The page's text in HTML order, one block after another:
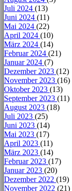
Juli 2024 (13)
Juni 2024 (11)
Mai 2024 (22)
April 2024 (10)
März 2024 (14)
Februar 2024 (21)
Januar 2024 (7)
Dezember 2023 (12)
November 2023 (16)
Oktober 2023 (13)
September 2023 (11)
August 2023 (18)
Juli 2023 (25)
Juni 2023 (14)
Mai 2023 (17)
April 2023 (11)
März 2023 (14)
Februar 2023 (17)
Januar 2023 (20)
Dezember 2022 (19)
November 2022 (21)